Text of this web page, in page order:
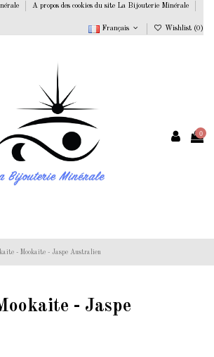
A propos des cookies du site La Bijouterie Minérale
Français
Wishlist (0 )
0
- Mookaite - Jaspe Australien
- Jaspe